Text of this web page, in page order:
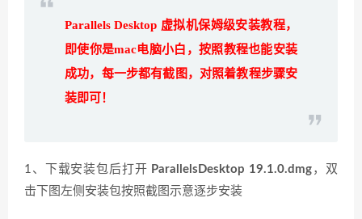
Parallels Desktop 虚拟机保姆级安装教程，
即使你是mac电脑小白，按照教程也能安装
成功，每一步都有截图，对照着教程步骤安
装即可！
1、下载安装包后打开 ParallelsDesktop 19.1.0.dmg ，双
击下图左侧安装包按照截图示意逐步安装